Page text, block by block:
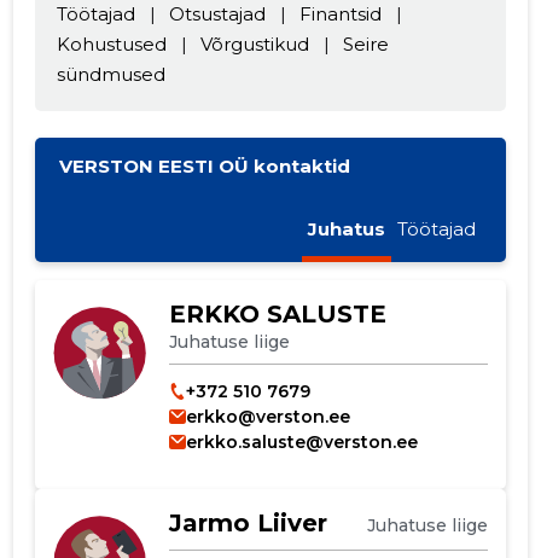
Töötajad | Otsustajad | Finantsid
|
Kohustused
| Võrgustikud |
Seire
sündmused
VERSTON EESTI OÜ kontaktid
Juhatus Töötajad
ERKKO SALUSTE
Juhatuse liige
+372 510 7679
erkko@verston.ee
erkko.saluste@verston.ee
Jarmo Liiver Juhatuse liige